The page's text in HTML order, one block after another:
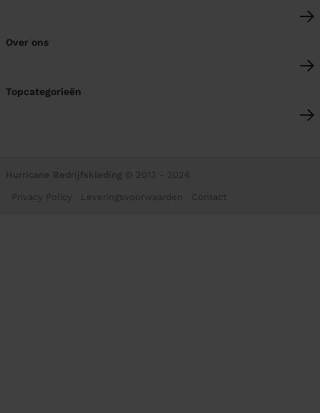
Over ons
Topcategorieën
Hurricane Bedrijfskleding © 2013 - 2026
Privacy Policy Leveringsvoorwaarden Contact